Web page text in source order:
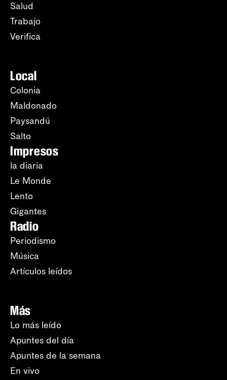
Salud
Trabajo
Verifica
Local
Colonia
Maldonado
Paysandú
Salto
Impresos
la diaria
Le Monde
Lento
Gigantes
Radio
Periodismo
Música
Artículos leídos
Más
Lo más leído
Apuntes del día
Apuntes de la semana
En vivo